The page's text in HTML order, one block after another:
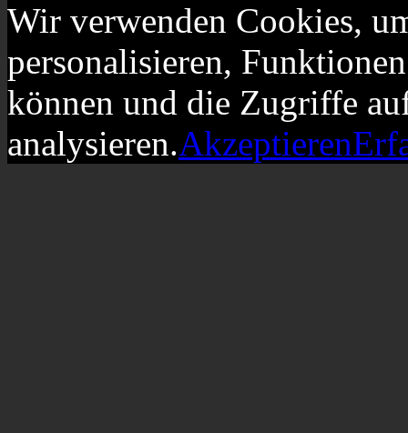
Wir verwenden Cookies,
personalisieren,
können und die Zugriffe
analysieren.Akzeptieren